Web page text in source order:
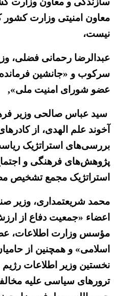
معاون امنیتی وزارت کشور
نیست،
عبدالرضا رحمانی فضلی،
سرکوب و «جانشین
عضو شورای امنیت ملی»,
سید عباس صالحی وزیر
آخوند علم الهدی، از
بررسی‌های استراتژیک
پژوهش‌های فرهنگی و
استراتژیک مجمع تشخیص
محمد شریعتمداری، وزیر
اعضاء «جمعیت دفاع از
مؤسس وزارت اطلاعات،
اسلامی» و همچنین از
نخستین وزیر اطلاعات
ترورهای سیاسی علیه